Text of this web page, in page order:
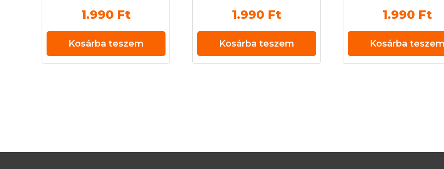
1.990 Ft
Kosárba teszem
1.990 Ft
Kosárba teszem
1.990 Ft
Kosárba teszem